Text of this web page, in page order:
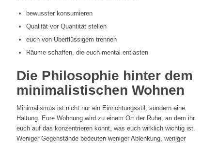
bewusster konsumieren
Qualität vor Quantität stellen
euch von Überflüssigem trennen
Räume schaffen, die euch mental entlasten
Die Philosophie hinter dem
minimalistischen Wohnen
Minimalismus ist nicht nur ein Einrichtungsstil, sondern eine
Haltung. Eure Wohnung wird zu einem Ort der Ruhe, an dem ihr
euch auf das konzentrieren könnt, was euch wirklich wichtig ist.
Weniger Gegenstände bedeuten weniger Ablenkung, weniger